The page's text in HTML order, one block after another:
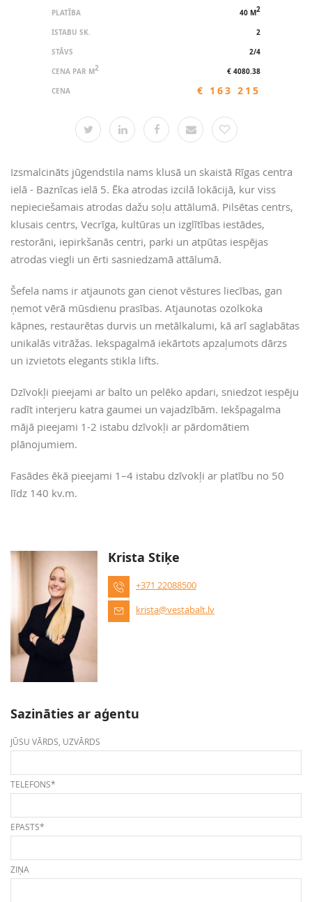
PLATĪBA
40 M2
ISTABU SK.
2
STĀVS
2/4
CENA PAR M2
€ 4080.38
CENA
€ 163 215
Izsmalcināts jūgendstila nams klusā un skaistā Rīgas centra
ielā - Baznīcas ielā 5. Ēka atrodas izcilā lokācijā, kur viss
nepieciešamais atrodas dažu soļu attālumā. Pilsētas centrs,
klusais centrs, Vecrīga, kultūras un izglītības iestādes,
restorāni, iepirkšanās centri, parki un atpūtas iespējas
atrodas viegli un ērti sasniedzamā attālumā.
Šefela nams ir atjaunots gan cienot vēstures liecības, gan
ņemot vērā mūsdienu prasības. Atjaunotas ozolkoka
kāpnes, restaurētas durvis un metālkalumi, kā arī saglabātas
unikalās vitrāžas. Iekspagalmā iekārtots apzaļumots dārzs
un izvietots elegants stikla lifts.
Dzīvokļi pieejami ar balto un pelēko apdari, sniedzot iespēju
radīt interjeru katra gaumei un vajadzībām. Iekšpagalma
mājā pieejami 1-2 istabu dzīvokļi ar pārdomātiem
plānojumiem.
Fasādes ēkā pieejami 1–4 istabu dzīvokļi ar platību no 50
līdz 140 kv.m.
Krista Stiķe
+371 22088500
krista@vestabalt.lv
Sazināties ar aģentu
JŪSU VĀRDS, UZVĀRDS
TELEFONS*
EPASTS*
ZIŅA